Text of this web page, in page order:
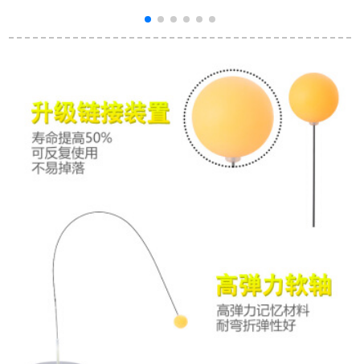
て、卓球おもちゃの
02ラケト2セトのラッ
ケトを送ります。各1
+セレブを横に摘む。
ある黄色の長い柄を